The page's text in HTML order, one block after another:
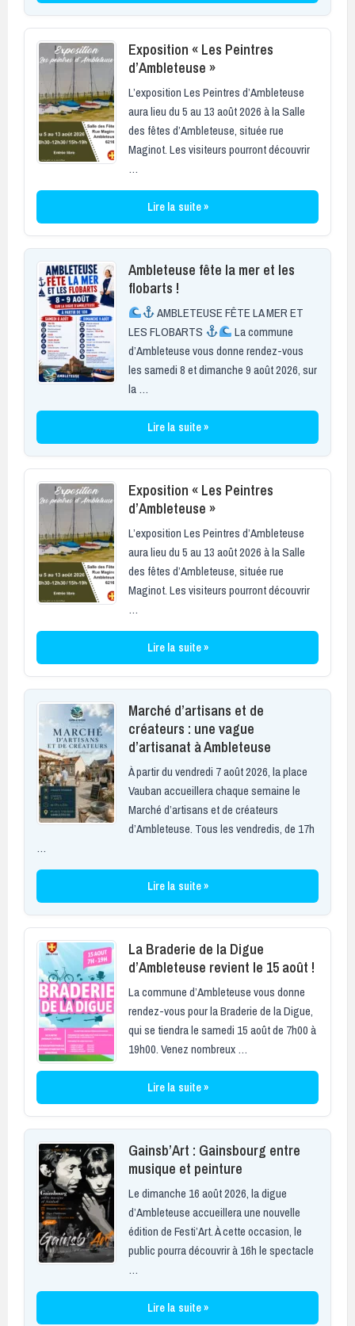
Exposition « Les Peintres
d’Ambleteuse »
L’exposition Les Peintres d’Ambleteuse
aura lieu du 5 au 13 août 2026 à la Salle
des fêtes d’Ambleteuse, située rue
Maginot. Les visiteurs pourront découvrir
…
Lire la suite »
Ambleteuse fête la mer et les
flobarts !
AMBLETEUSE FÊTE LA MER ET
LES FLOBARTS
La commune
d’Ambleteuse vous donne rendez-vous
les samedi 8 et dimanche 9 août 2026, sur
la …
Lire la suite »
Exposition « Les Peintres
d’Ambleteuse »
L’exposition Les Peintres d’Ambleteuse
aura lieu du 5 au 13 août 2026 à la Salle
des fêtes d’Ambleteuse, située rue
Maginot. Les visiteurs pourront découvrir
…
Lire la suite »
Marché d’artisans et de
créateurs : une vague
d’artisanat à Ambleteuse
À partir du vendredi 7 août 2026, la place
Vauban accueillera chaque semaine le
Marché d’artisans et de créateurs
d’Ambleteuse. Tous les vendredis, de 17h
…
Lire la suite »
La Braderie de la Digue
d’Ambleteuse revient le 15 août !
La commune d’Ambleteuse vous donne
rendez-vous pour la Braderie de la Digue,
qui se tiendra le samedi 15 août de 7h00 à
19h00. Venez nombreux …
Lire la suite »
Gainsb’Art : Gainsbourg entre
musique et peinture
Le dimanche 16 août 2026, la digue
d’Ambleteuse accueillera une nouvelle
édition de Festi’Art. À cette occasion, le
public pourra découvrir à 16h le spectacle
…
Lire la suite »